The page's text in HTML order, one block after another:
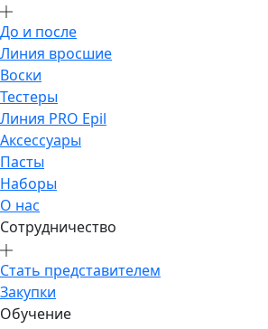
До и после
Линия вросшие
Воски
Тестеры
Линия PRO Epil
Аксессуары
Пасты
Наборы
О нас
Сотрудничество
Стать представителем
Закупки
Обучение